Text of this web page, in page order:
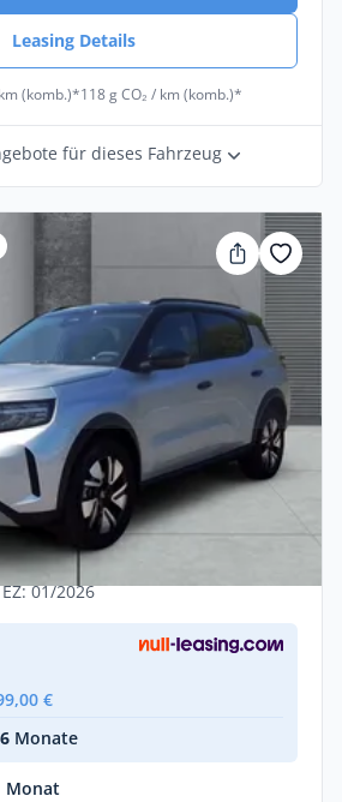
Leasing Details
(komb.)*118 g CO₂ / km (komb.)*
für dieses Fahrzeug
GS mit 11kw-Lader
113 PS (83 kW)
EZ: 01/2026
€
Monate
Monat